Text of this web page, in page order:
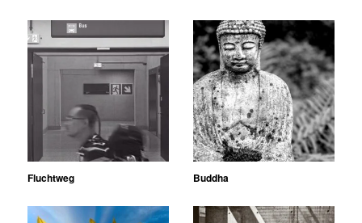
Fluchtweg Buddha